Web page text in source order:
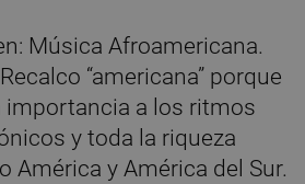
Música Afroamericana.
“americana” porque
importancia a los ritmos
y toda la riqueza
América y América del Sur.